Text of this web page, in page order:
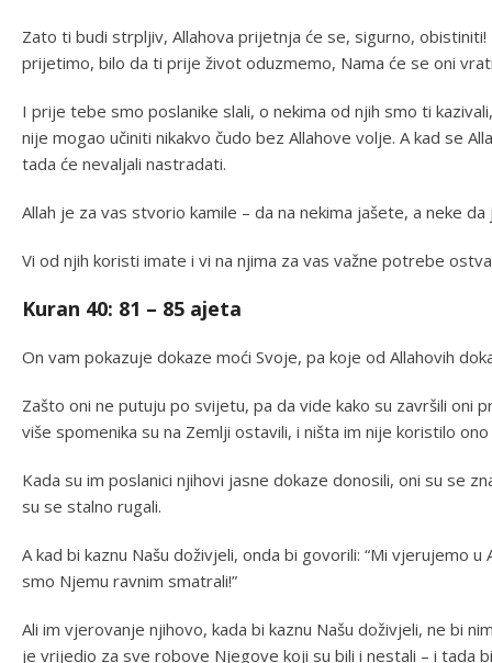
Zato ti budi strpljiv, Allahova prijetnja će se, sigurno,
prijetimo, bilo da ti prije život oduzmemo, Nama će se oni
I prije tebe smo poslanike slali, o nekima od njih smo ti
nije mogao učiniti nikakvo čudo bez Allahove volje. A kad se
tada će nevaljali nastradati.
Allah je za vas stvorio kamile – da na nekima jašete, a neke
Vi od njih koristi imate i vi na njima za vas važne potrebe
Kuran 40: 81 – 85 ajeta
On vam pokazuje dokaze moći Svoje, pa koje od Allahovih
Zašto oni ne putuju po svijetu, pa da vide kako su završili oni
više spomenika su na Zemlji ostavili, i ništa im nije koristilo
Kada su im poslanici njihovi jasne dokaze donosili, oni su se
su se stalno rugali.
A kad bi kaznu Našu doživjeli, onda bi govorili: “Mi vjerujemo
smo Njemu ravnim smatrali!”
Ali im vjerovanje njihovo, kada bi kaznu Našu doživjeli, ne bi
je vrijedio za sve robove Njegove koji su bili i nestali – i tada